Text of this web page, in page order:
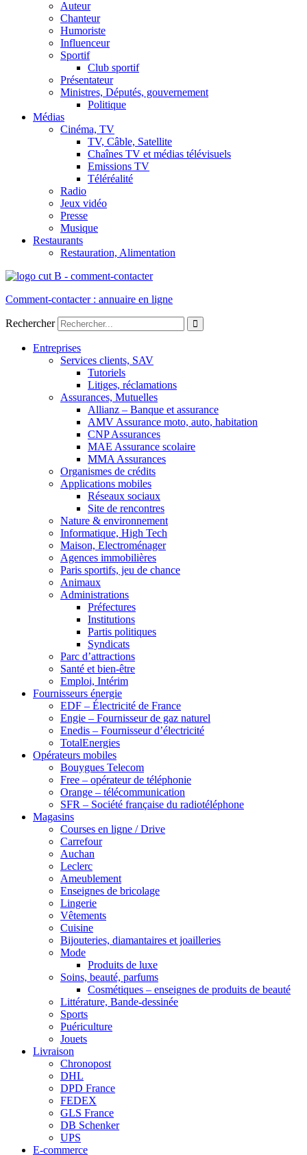
Auteur
Chanteur
Humoriste
Influenceur
Sportif
Club sportif
Présentateur
Ministres, Députés, gouvernement
Politique
Médias
Cinéma, TV
TV, Câble, Satellite
Chaînes TV et médias télévisuels
Emissions TV
Téléréalité
Radio
Jeux vidéo
Presse
Musique
Restaurants
Restauration, Alimentation
Comment-contacter : annuaire en ligne
Rechercher
Entreprises
Services clients, SAV
Tutoriels
Litiges, réclamations
Assurances, Mutuelles
Allianz – Banque et assurance
AMV Assurance moto, auto, habitation
CNP Assurances
MAE Assurance scolaire
MMA Assurances
Organismes de crédits
Applications mobiles
Réseaux sociaux
Site de rencontres
Nature & environnement
Informatique, High Tech
Maison, Electroménager
Agences immobilières
Paris sportifs, jeu de chance
Animaux
Administrations
Préfectures
Institutions
Partis politiques
Syndicats
Parc d’attractions
Santé et bien-être
Emploi, Intérim
Fournisseurs énergie
EDF – Électricité de France
Engie – Fournisseur de gaz naturel
Enedis – Fournisseur d’électricité
TotalEnergies
Opérateurs mobiles
Bouygues Telecom
Free – opérateur de téléphonie
Orange – télécommunication
SFR – Société française du radiotéléphone
Magasins
Courses en ligne / Drive
Carrefour
Auchan
Leclerc
Ameublement
Enseignes de bricolage
Lingerie
Vêtements
Cuisine
Bijouteries, diamantaires et joailleries
Mode
Produits de luxe
Soins, beauté, parfums
Cosmétiques – enseignes de produits de beauté
Littérature, Bande-dessinée
Sports
Puériculture
Jouets
Livraison
Chronopost
DHL
DPD France
FEDEX
GLS France
DB Schenker
UPS
E-commerce